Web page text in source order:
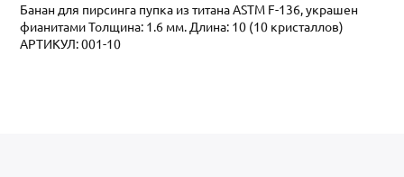
Банан для пирсинга пупка из титана ASTM F-136, украшен
фианитами Толщина: 1.6 мм. Длина: 10 (10 кристаллов)
АРТИКУЛ: 001-10